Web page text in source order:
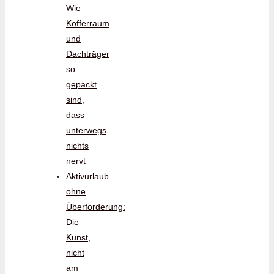
Wie
Kofferraum
und
Dachträger
so
gepackt
sind,
dass
unterwegs
nichts
nervt
Aktivurlaub
ohne
Überforderung:
Die
Kunst,
nicht
am